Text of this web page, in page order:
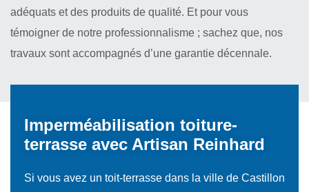
adéquats et des produits de qualité. Et pour vous
témoigner de notre professionnalisme ; sachez que, nos
travaux sont accompagnés d’une garantie décennale.
Imperméabilisation toiture-
terrasse avec Artisan Reinhard
Si vous avez un toit-terrasse dans la ville de Castillon